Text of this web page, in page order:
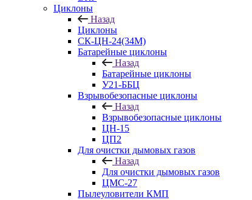
Циклоны
Назад
Циклоны
СК-ЦН-24(34М)
Батарейные циклоны
Назад
Батарейные циклоны
У21-ББЦ
Взрывобезопасные циклоны
Назад
Взрывобезопасные циклоны
ЦН-15
ЦП2
Для очистки дымовых газов
Назад
Для очистки дымовых газов
ЦМС-27
Пылеуловители КМП